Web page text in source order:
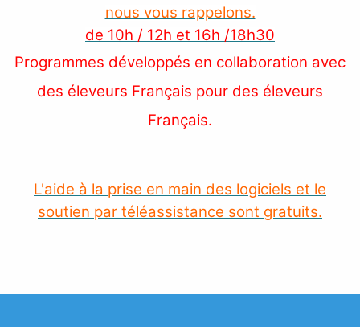
nous vous rappelons.
de 10h / 12h et 16h /18h30
Programmes développés en collaboration avec
des éleveurs Français pour des éleveurs
Français.
L'aide à la prise en main des logiciels et le
soutien par téléassistance sont gratuits.